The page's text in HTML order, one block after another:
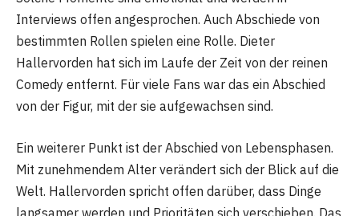
Interviews offen angesprochen. Auch Abschiede von
bestimmten Rollen spielen eine Rolle. Dieter
Hallervorden hat sich im Laufe der Zeit von der reinen
Comedy entfernt. Für viele Fans war das ein Abschied
von der Figur, mit der sie aufgewachsen sind.
Ein weiterer Punkt ist der Abschied von Lebensphasen.
Mit zunehmendem Alter verändert sich der Blick auf die
Welt. Hallervorden spricht offen darüber, dass Dinge
langsamer werden und Prioritäten sich verschieben. Das